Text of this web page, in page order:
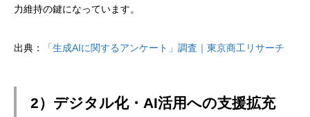
力維持の鍵になっています。
出典： 「生成AIに関するアンケート」調査｜東京商工リサーチ
2）デジタル化・AI活用への支援拡充